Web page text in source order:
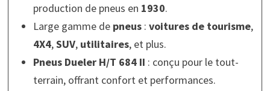
production de pneus en 1930.
Large gamme de pneus: voitures de tourisme,
4X4,SUV, utilitaires, et plus.
Pneus Dueler H/T 684 II : conçu pour le tout-
terrain, offrant confort et performances.